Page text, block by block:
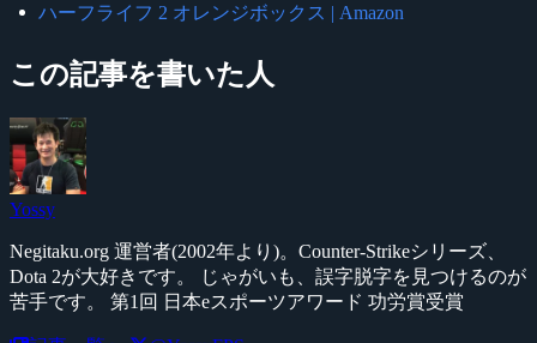
ハーフライフ 2 オレンジボックス | Amazon
この記事を書いた人
Yossy
Negitaku.org 運営者(2002年より)。Counter-Strikeシリーズ、
Dota 2が大好きです。 じゃがいも、誤字脱字を見つけるのが
苦手です。 第1回 日本eスポーツアワード 功労賞受賞